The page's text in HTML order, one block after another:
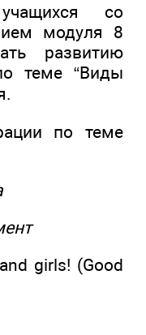
со
модуля 8
развитию
теме “Виды
по теме
girls! (Good